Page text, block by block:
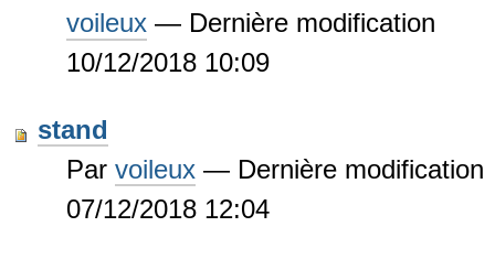
voileux — Dernière modification
10/12/2018 10:09
stand
Par voileux — Dernière modification
07/12/2018 12:04